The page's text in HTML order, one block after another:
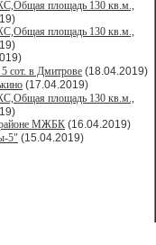
площадь 130 кв.м.,
площадь 130 кв.м.,
сот. в Дмитрове (18.04.2019)
(17.04.2019)
площадь 130 кв.м.,
районе МЖБК (16.04.2019)
5" (15.04.2019)